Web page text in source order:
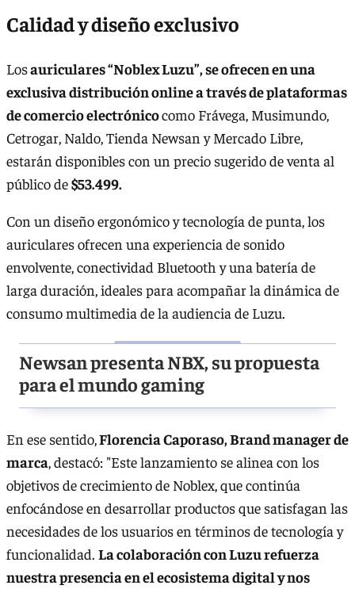
Calidad y diseño exclusivo
Losauriculares “Noblex Luzu”, se ofrecen en una
exclusiva distribución online a través de plataformas
de comercio electrónicocomo Frávega, Musimundo,
Cetrogar, Naldo, Tienda Newsan y Mercado Libre,
estarán disponibles con un precio sugerido de venta al
público de$53.499.
Con un diseño ergonómico y tecnología de punta, los
auriculares ofrecen una experiencia de sonido
envolvente, conectividad Bluetooth y una batería de
larga duración, ideales para acompañar la dinámica de
consumo multimedia de la audiencia de Luzu.
Newsan presenta NBX, su propuesta
para el mundo gaming
En ese sentido,Florencia Caporaso, Brand manager de
marca, destacó: "Este lanzamiento se alinea con los
objetivos de crecimiento de Noblex, que continúa
enfocándose en desarrollar productos que satisfagan las
necesidades de los usuarios en términos de tecnología y
funcionalidad. La colaboración con Luzu refuerza
nuestra presencia en el ecosistema digital y nos